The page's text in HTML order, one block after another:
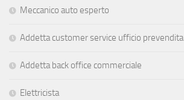
Meccanico auto esperto
Addetta customer service ufficio prevendita
Addetta back office commerciale
Elettricista